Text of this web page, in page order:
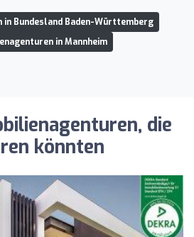
in Bundesland Baden-Württemberg
in Mannheim
die
könnten